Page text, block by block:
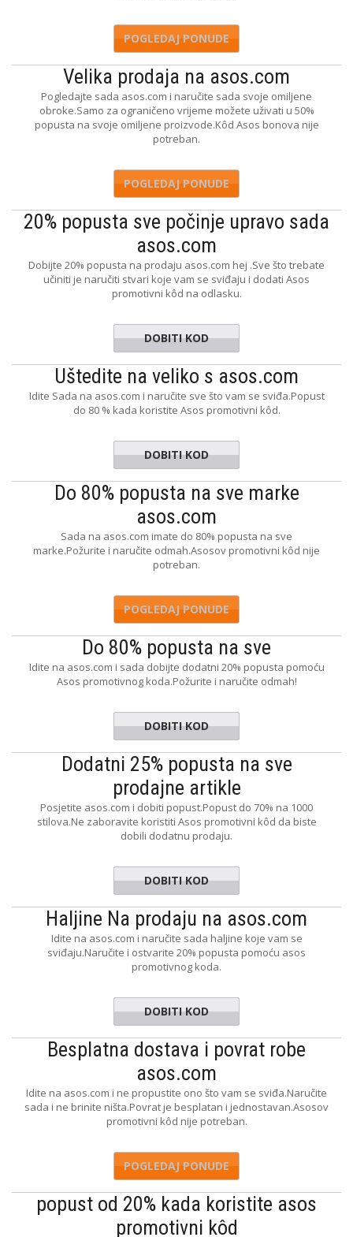
POGLEDAJ PONUDE
Velika prodaja na asos.com
Pogledajte sada asos.com i naručite sada svoje omiljene
obroke.Samo za ograničeno vrijeme možete uživati u 50%
popusta na svoje omiljene proizvode.Kôd Asos bonova nije
potreban.
POGLEDAJ PONUDE
20% popusta sve počinje upravo sada
asos.com
Dobijte 20% popusta na prodaju asos.com hej .Sve što trebate
učiniti je naručiti stvari koje vam se sviđaju i dodati Asos
promotivni kôd na odlasku.
SWEET20
DOBITI KOD
Uštedite na veliko s asos.com
Idite Sada na asos.com i naručite sve što vam se sviđa.Popust
do 80 % kada koristite Asos promotivni kôd.
PPYHAUL
DOBITI KOD
Do 80% popusta na sve marke
asos.com
Sada na asos.com imate do 80% popusta na sve
marke.Požurite i naručite odmah.Asosov promotivni kôd nije
potreban.
POGLEDAJ PONUDE
Do 80% popusta na sve
Idite na asos.com i sada dobijte dodatni 20% popusta pomoću
Asos promotivnog koda.Požurite i naručite odmah!
RIYAY21
DOBITI KOD
Dodatni 25% popusta na sve
prodajne artikle
Posjetite asos.com i dobiti popust.Popust do 70% na 1000
stilova.Ne zaboravite koristiti Asos promotivni kôd da biste
dobili dodatnu prodaju.
PERSALE
DOBITI KOD
Haljine Na prodaju na asos.com
Idite na asos.com i naručite sada haljine koje vam se
sviđaju.Naručite i ostvarite 20% popusta pomoću asos
promotivnog koda.
DRESSUP
DOBITI KOD
Besplatna dostava i povrat robe
asos.com
Idite na asos.com i ne propustite ono što vam se sviđa.Naručite
sada i ne brinite ništa.Povrat je besplatan i jednostavan.Asosov
promotivni kôd nije potreban.
POGLEDAJ PONUDE
popust od 20% kada koristite asos
promotivni kôd